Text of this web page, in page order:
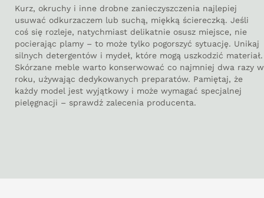
Kurz, okruchy i inne drobne zanieczyszczenia najlepiej
usuwać odkurzaczem lub suchą, miękką ściereczką. Jeśli
coś się rozleje, natychmiast delikatnie osusz miejsce, nie
pocierając plamy – to może tylko pogorszyć sytuację. Unikaj
silnych detergentów i mydeł, które mogą uszkodzić materiał.
Skórzane meble warto konserwować co najmniej dwa razy w
roku, używając dedykowanych preparatów. Pamiętaj, że
każdy model jest wyjątkowy i może wymagać specjalnej
pielęgnacji – sprawdź zalecenia producenta.